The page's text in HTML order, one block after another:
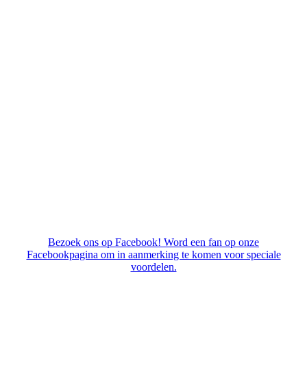
Bezoek ons op Facebook! Word een fan op onze
Facebookpagina om in aanmerking te komen voor speciale
voordelen.